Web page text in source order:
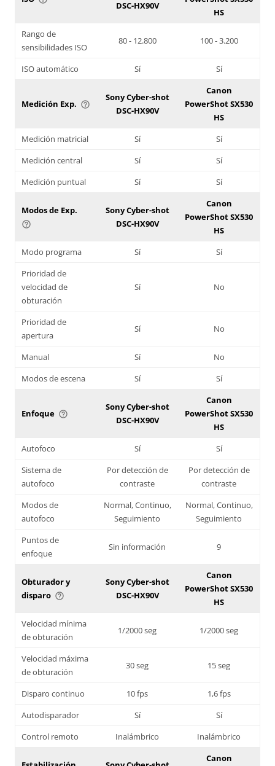
DSC-HX90V
HS
Rango de
sensibilidades ISO
80 - 12.800 100 - 3.200
ISO automático Sí Sí
Medición Exp. help_outline
Sony Cyber-shot
DSC-HX90V
Canon
PowerShot SX530
HS
Medición matricial
Sí
Sí
Medición central
Sí
Sí
Medición puntual
Sí Sí
Modos de Exp.
help_outline
Sony Cyber-shot
DSC-HX90V
Canon
PowerShot SX530
HS
Modo programa
Sí
Sí
Prioridad de
velocidad de
obturación
Sí No
Prioridad de
apertura
Sí No
Manual Sí
No
Modos de escena
Sí Sí
Enfoque help_outline
Sony Cyber-shot
DSC-HX90V
Canon
PowerShot SX530
HS
Autofoco
Sí
Sí
Sistema de
autofoco
Por detección de
contraste
Por detección de
contraste
Modos de
autofoco
Normal, Continuo,
Seguimiento
Normal, Continuo,
Seguimiento
Puntos de
enfoque
Sin información 9
Obturador y
disparo help_outline
Sony Cyber-shot
DSC-HX90V
Canon
PowerShot SX530
HS
Velocidad mínima
de obturación
1/2000 seg 1/2000 seg
Velocidad máxima
de obturación
30 seg 15 seg
Disparo continuo 10 fps
1,6 fps
Autodisparador
Sí
Sí
Control remoto
Inalámbrico Inalámbrico
Canon